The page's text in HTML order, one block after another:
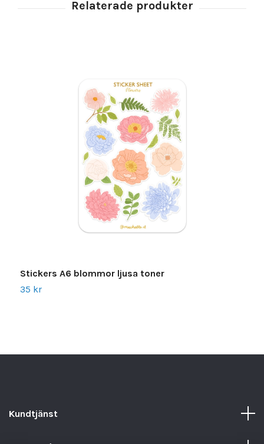
Stickers A6 blommor ljusa toner
35 kr
Kundtjänst